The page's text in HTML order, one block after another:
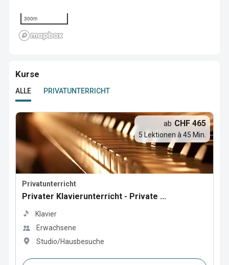
300m
Kurse
ALLE PRIVATUNTERRICHT
Privatunterricht
Privater Klavierunterricht - Private ...
Klavier
Erwachsene
Studio/Hausbesuche
ab CHF 465
5 Lektionen à 45 Min.